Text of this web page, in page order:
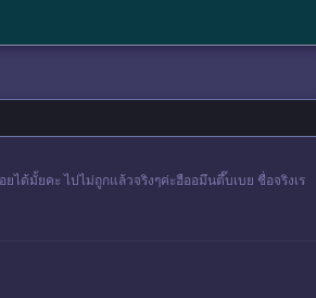
ด้มั้ยคะ ไปไม่ถูกแล้วจริงๆค่ะฮืออมึนตึ๊บเบย ชื่อจริงเร